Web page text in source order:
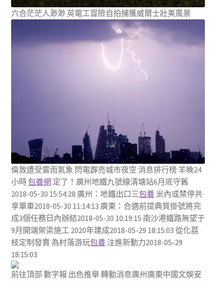
六合茫茫人渺渺 英電工冒險自拍捕獲威爾士壯美風景
倫敦遭受雷雨氣象 閃電霹亮城市夜空 消息排行榜 羊晚24
小時包養網 定了！廣州地鐵九號線清塘站6月底守舊
2018-05-30 15:54:28 廣州：地鐵出口三包養米內或禁停共
享單車2018-05-30 11:14:13 廣東：合適前提典質掛號將完
成3個任務日內辦結2018-05-30 10:19:15 南沙港鐵路無望于
9月開端架梁施工 2020年建成2018-05-29 18:15:03 從化荔
枝定制發賣 為村落游玩包養注進新動力2018-05-29
18:15:03
前往頂部 數字報 出色推舉 轉動消息廣州廣東中國文娛安